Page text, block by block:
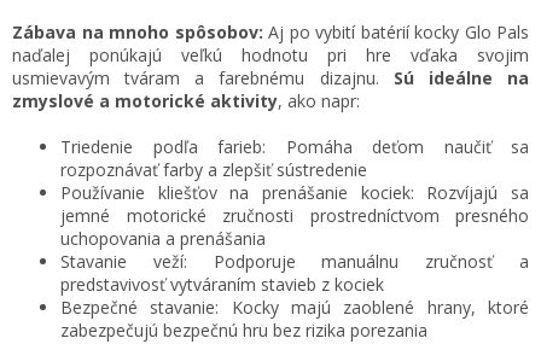
Zábava na mnoho spôsobov: Aj po vybití batérií kocky Glo Pals
naďalej ponúkajú veľkú hodnotu pri hre vďaka svojim
usmievavým tváram a farebnému dizajnu. Sú ideálne na
zmyslové a motorické aktivity, ako napr:
Triedenie podľa farieb: Pomáha deťom naučiť sa
rozpoznávať farby a zlepšiť sústredenie
Používanie kliešťov na prenášanie kociek: Rozvíjajú sa
jemné motorické zručnosti prostredníctvom presného
uchopovania a prenášania
Stavanie veží: Podporuje manuálnu zručnosť a
predstavivosť vytváraním stavieb z kociek
Bezpečné stavanie: Kocky majú zaoblené hrany, ktoré
zabezpečujú bezpečnú hru bez rizika porezania